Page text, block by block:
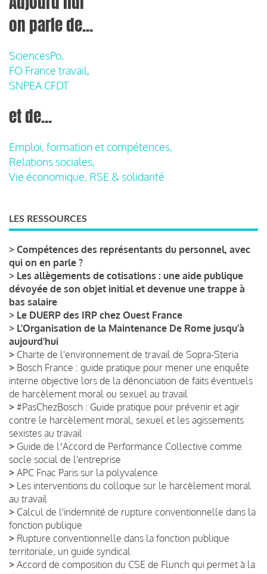
on parle de...
SciencesPo,
FO France travail,
SNPEA CFDT
et de...
Emploi, formation et compétences,
Relations sociales,
Vie économique, RSE & solidarité
LES RESSOURCES
> Compétences des représentants du personnel, avec
qui on en parle ?
> Les allègements de cotisations : une aide publique
dévoyée de son objet initial et devenue une trappe à
bas salaire
> Le DUERP des IRP chez Ouest France
> L’Organisation de la Maintenance De Rome jusqu’à
aujourd’hui
> Charte de l'environnement de travail de Sopra-Steria
> Bosch France : guide pratique pour mener une enquête
interne objective lors de la dénonciation de faits éventuels
de harcèlement moral ou sexuel au travail
> #PasChezBosch : Guide pratique pour prévenir et agir
contre le harcèlement moral, sexuel et les agissements
sexistes au travail
> Guide de lʼAccord de Performance Collective comme
socle social de l'entreprise
> APC Fnac Paris sur la polyvalence
> Les interventions du colloque sur le harcèlement moral
au travail
> Calcul de l'indemnité de rupture conventionnelle dans la
fonction publique
> Rupture conventionnelle dans la fonction publique
territoriale, un guide syndical
> Accord de composition du CSE de Flunch qui permet à la